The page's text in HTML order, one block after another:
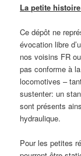
La petite
Ce dépôt ne
évocation libre
nos voisins FR
pas conforme à
locomotives –
sustenter: un
sont présents
hydraulique.
Pour les petites